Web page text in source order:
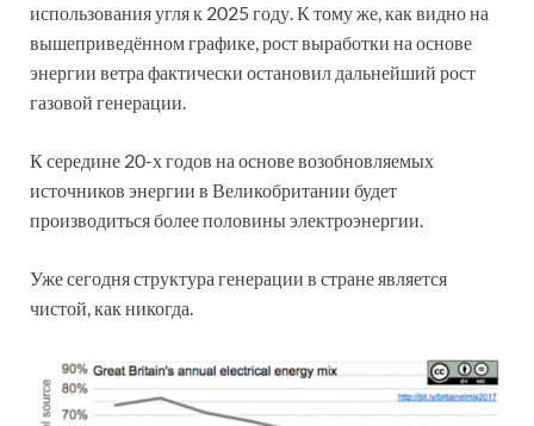
использования угля к 2025 году. К тому же, как видно на
вышеприведённом графике, рост выработки на основе
энергии ветра фактически остановил дальнейший рост
газовой генерации.
К середине 20-х годов на основе возобновляемых
источников энергии в Великобритании будет
производиться более половины электроэнергии.
Уже сегодня структура генерации в стране является
чистой, как никогда.